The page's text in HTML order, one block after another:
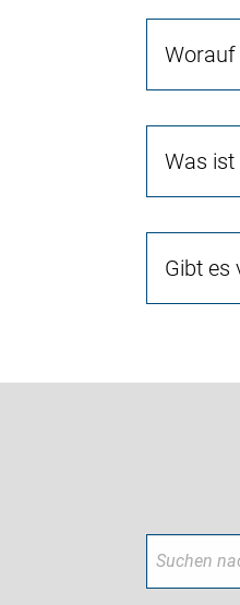
Worauf
Was ist
Gibt es